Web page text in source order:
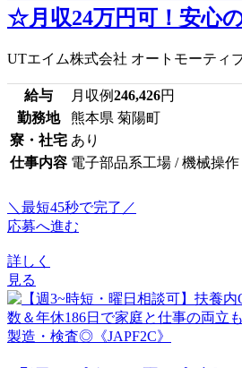
☆月収24万円可！安心
UTエイム株式会社 オートモーティ
給与 月収例246,426円
勤務地
熊本県 菊陽町
寮・社宅 あり
仕事内容 電子部品系工場 / 機械操
＼最短45秒で完了／
応募へ進む
詳しく
見る